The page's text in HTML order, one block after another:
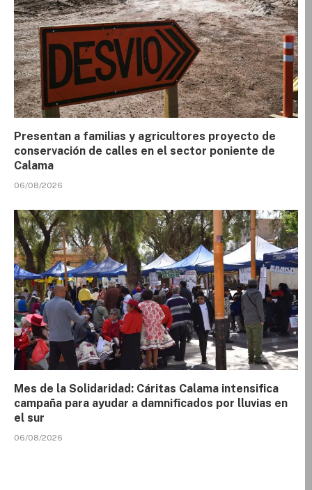
Presentan a familias y agricultores proyecto de
conservación de calles en el sector poniente de
Calama
06/08/2026
Mes de la Solidaridad: Cáritas Calama intensifica
campaña para ayudar a damnificados por lluvias en
el sur
06/08/2026